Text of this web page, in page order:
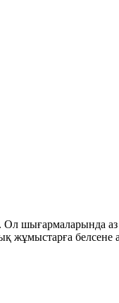
шығармаларында аз
жұмыстарға белсене